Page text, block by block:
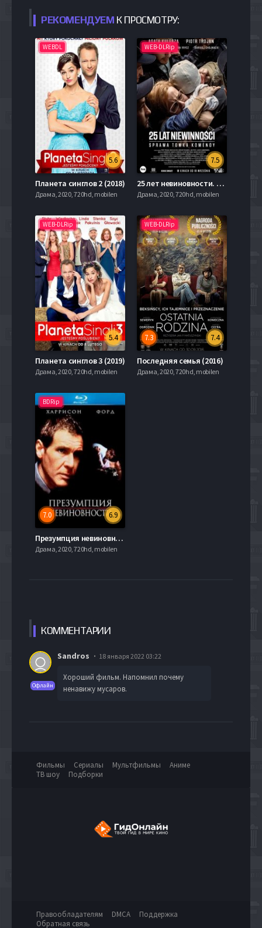
РЕКОМЕНДУЕМ К ПРОСМОТРУ:
WEBDL
5.6
Планета синглов 2 (2018)
Драма, 2020, 720hd, mobilen
WEB-DLRip
7.5
25 лет невиновности. Дело Томка Коменды (2020)
Драма, 2020, 720hd, mobilen
WEB-DLRip
5.4
Планета синглов 3 (2019)
Драма, 2020, 720hd, mobilen
WEB-DLRip
7.4
7.3
Последняя семья (2016)
Драма, 2020, 720hd, mobilen
BDRip
6.9
7.0
Презумпция невиновности (1990)
Драма, 2020, 720hd, mobilen
КОММЕНТАРИИ
Офлайн
Sandros 18 января 2022 03:22
Хороший фильм. Напомнил почему
ненавижу мусаров.
Фильмы Сериалы Мультфильмы
Аниме
ТВ шоу
Подборки
Правообладателям DMCA
Поддержка
Обратная связь